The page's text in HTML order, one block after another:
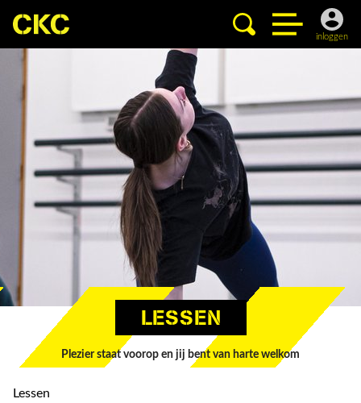
inloggen
LESSEN
Plezier staat voorop en jij bent van harte welkom
Lessen